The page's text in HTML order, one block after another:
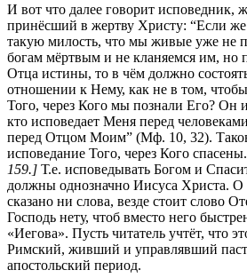
И вот что далее говорит исповедник,
принёсший в жертву Христу: “Если
такую милость, что мы живые уже не
богам мёртвым и не кланяемся им, но
Отца истины, то в чём должно
отношении к Нему, как не в том, чтобы
Того, через Кого мы познали Его? Он
кто исповедает Меня перед
перед Отцом Моим” (Мф. 10, 32).
исповедание Того, через Кого
159.] Т.е. исповедывать Богом и
должны однозначно Иисуса Христа. О
сказано ни слова, везде стоит слово
Господь нету, чтоб вместо него
«Иегова». Пусть читатель учтёт, что
Римский, живший и управлявший
апостольский период.